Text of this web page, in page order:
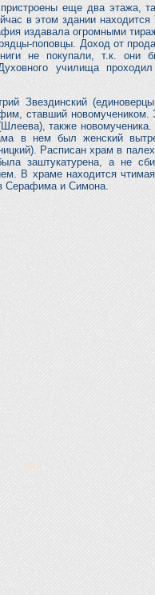
еще два этажа,
в этом здании
издавала огромными
поповцы. Доход от
не покупали, т.к. они
училища
Звездинский
ставший новомучеником.
также новомученика.
в нем был женский
Расписан храм в
заштукатурена, а не
В храме находится
Серафима и Симона.